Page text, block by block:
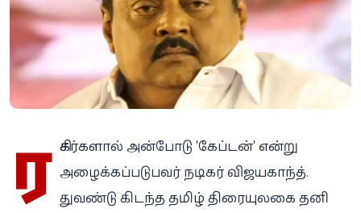
ர சிகர்களால் அன்போடு 'கேப்டன்' என்று
அழைக்கப்படுபவர் நடிகர் விஜயகாந்த்.
துவண்டு கிடந்த தமிழ் திரையுலகை தனி